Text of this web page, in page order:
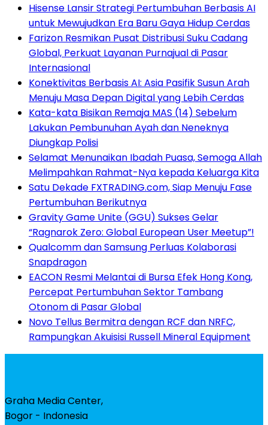
Hisense Lansir Strategi Pertumbuhan Berbasis AI
untuk Mewujudkan Era Baru Gaya Hidup Cerdas
Farizon Resmikan Pusat Distribusi Suku Cadang
Global, Perkuat Layanan Purnajual di Pasar
Internasional
Konektivitas Berbasis AI: Asia Pasifik Susun Arah
Menuju Masa Depan Digital yang Lebih Cerdas
Kata-kata Bisikan Remaja MAS (14) Sebelum
Lakukan Pembunuhan Ayah dan Neneknya
Diungkap Polisi
Selamat Menunaikan Ibadah Puasa, Semoga Allah
Melimpahkan Rahmat-Nya kepada Keluarga Kita
Satu Dekade FXTRADING.com, Siap Menuju Fase
Pertumbuhan Berikutnya
Gravity Game Unite (GGU) Sukses Gelar
“Ragnarok Zero: Global European User Meetup”!
Qualcomm dan Samsung Perluas Kolaborasi
Snapdragon
EACON Resmi Melantai di Bursa Efek Hong Kong,
Percepat Pertumbuhan Sektor Tambang
Otonom di Pasar Global
Novo Tellus Bermitra dengan RCF dan NRFC,
Rampungkan Akuisisi Russell Mineral Equipment
Graha Media Center,
Bogor - Indonesia